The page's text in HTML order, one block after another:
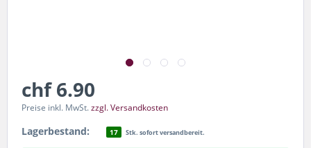
chf 6.90
Preise inkl. MwSt.zzgl. Versandkosten
Lagerbestand: 17 Stk. sofort versandbereit.